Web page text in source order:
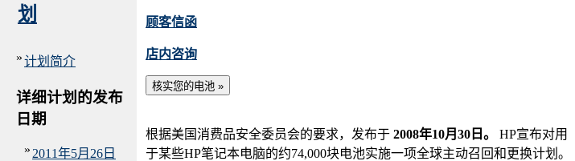
划
»计划简介
详细计划的发布
日期
» 2011年5月26日
顾客信函
店内咨询
根据美国消费品安全委员会的要求，发布于 2008年10月30日。
HP宣布对用
于某些HP笔记本电脑的约74,000块电池实施一项全球主动召回和更换计划。